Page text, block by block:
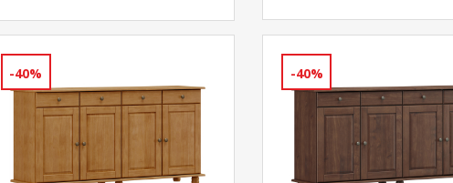
-40% -40%